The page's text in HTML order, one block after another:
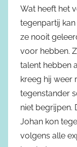
Wat heeft het
tegenpartij
ze nooit
voor hebben.
talent hebben
kreeg hij weer
tegenstander
niet begrijpen.
Johan kon
volgens alle